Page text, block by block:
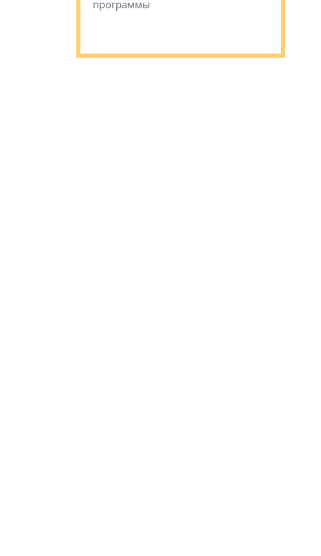
программы